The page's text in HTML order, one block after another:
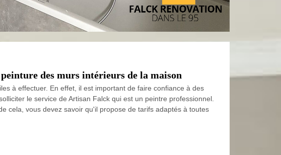
des murs intérieurs de la maison
à effectuer. En effet, il est important de faire confiance à des
le service de Artisan Falck qui est un peintre professionnel.
cela, vous devez savoir qu'il propose de tarifs adaptés à toutes